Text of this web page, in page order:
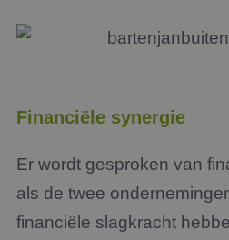
Financiële synergie
Er wordt gesproken van
als de twee
financiële slagkracht